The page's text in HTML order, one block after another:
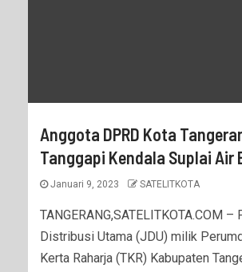
Anggota DPRD Kota
Tanggapi Kendala Suplai Air
Januari 9, 2023 SATELITKOTA
TANGERANG,SATELITKOTA.COM –
Distribusi Utama (JDU) milik
Kerta Raharja (TKR) Kabupaten